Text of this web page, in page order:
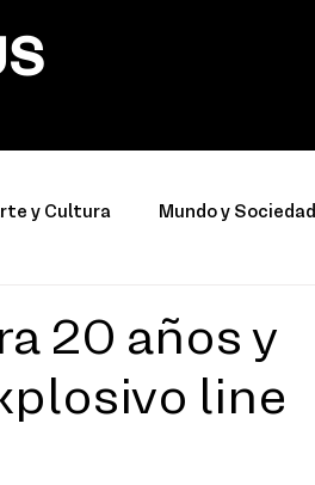
y Cultura Mundo y Sociedad
20 años y
line